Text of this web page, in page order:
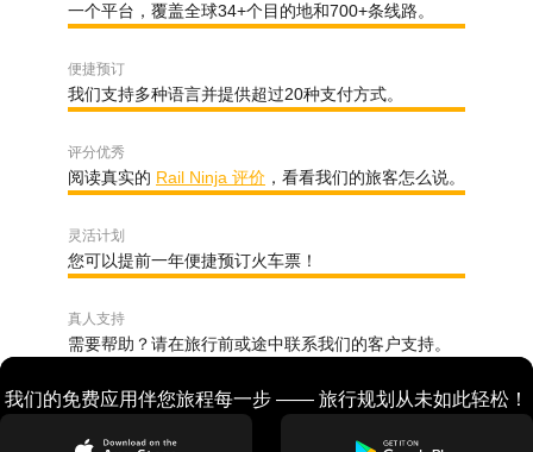
一个平台，覆盖全球34+个目的地和700+条线路。
便捷预订
我们支持多种语言并提供超过20种支付方式。
评分优秀
阅读真实的 Rail Ninja 评价 ，看看我们的旅客怎么说。
灵活计划
您可以提前一年便捷预订火车票！
真人支持
需要帮助？请在旅行前或途中联系我们的客户支持。
我们的免费应用伴您旅程每一步 —— 旅行规划从未如此轻松！